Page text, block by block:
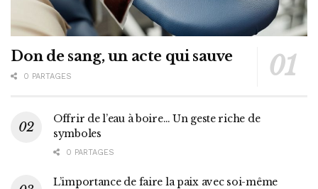
Don de sang, un acte qui sauve
0 PARTAGES
Offrir de l’eau à boire… Un geste riche de
symboles
0 PARTAGES
L’importance de faire la paix avec soi-même